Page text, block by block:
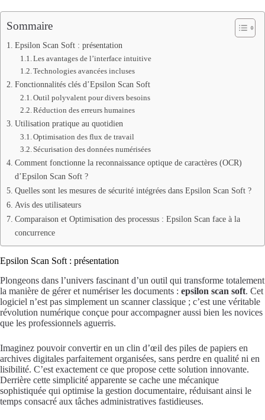
Sommaire
Epsilon Scan Soft : présentation
Les avantages de l’interface intuitive
Technologies avancées incluses
Fonctionnalités clés d’Epsilon Scan Soft
Outil polyvalent pour divers besoins
Réduction des erreurs humaines
Utilisation pratique au quotidien
Optimisation des flux de travail
Sécurisation des données numérisées
Comment fonctionne la reconnaissance optique de caractères (OCR)
d’Epsilon Scan Soft ?
Quelles sont les mesures de sécurité intégrées dans Epsilon Scan Soft ?
Avis des utilisateurs
Comparaison et Optimisation des processus : Epsilon Scan face à la
concurrence
Epsilon Scan Soft : présentation
Plongeons dans l’univers fascinant d’un outil qui transforme totalement
la manière de gérer et numériser les documents : epsilon scan soft. Cet
logiciel n’est pas simplement un scanner classique ; c’est une véritable
révolution numérique conçue pour accompagner aussi bien les novices
que les professionnels aguerris.
Imaginez pouvoir convertir en un clin d’œil des piles de papiers en
archives digitales parfaitement organisées, sans perdre en qualité ni en
lisibilité. C’est exactement ce que propose cette solution innovante.
Derrière cette simplicité apparente se cache une mécanique
sophistiquée qui optimise la gestion documentaire, réduisant ainsi le
temps consacré aux tâches administratives fastidieuses.